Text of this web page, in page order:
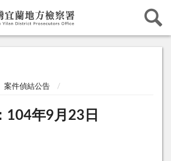
案件偵結公告
104年9月23日